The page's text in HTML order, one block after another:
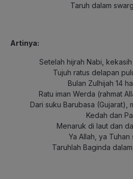
Taruh dalam
Artinya:
Setelah hijrah Nabi,
Tujuh ratus delapan
Bulan Zulhijah 14
Ratu iman Werda (rahmat
Dari suku Barubasa (Gujarat),
Kedah dan
Menaruk di laut dan
Ya Allah, ya Tuhan
Taruhlah Baginda